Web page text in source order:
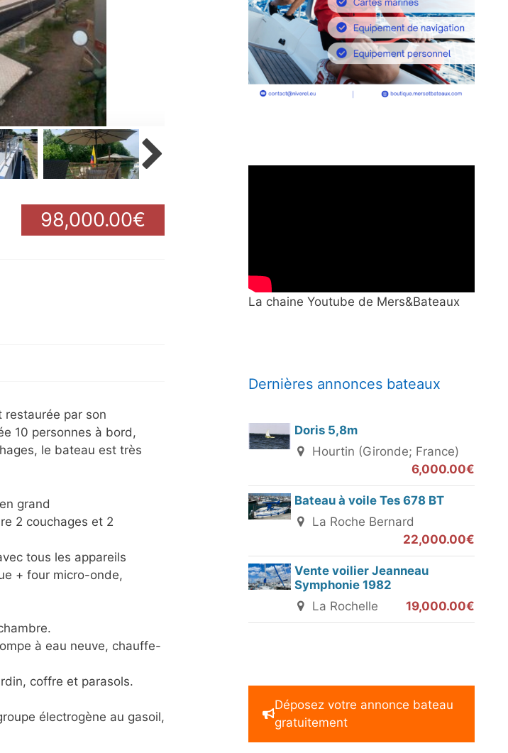
98,000.00€
restaurée par son
10 personnes à bord,
le bateau est très
grand
2 couchages et 2
tous les appareils
+ four micro-onde,
à eau neuve, chauffe-
coffre et parasols.
électrogène au gasoil,
La chaine Youtube de Mers&Bateaux
Dernières annonces bateaux
Doris 5,8m
Hourtin (Gironde; France)
6,000.00€
Bateau à voile Tes 678 BT
La Roche Bernard
22,000.00€
Vente voilier Jeanneau
Symphonie 1982
La Rochelle
19,000.00€
Déposez votre annonce bateau
gratuitement